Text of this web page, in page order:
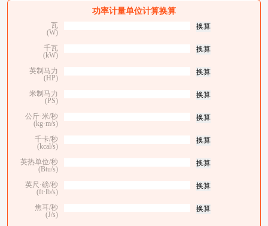
功率计量单位计算换算
瓦
(W)
千瓦
(kW)
英制马力
(HP)
米制马力
(PS)
公斤·米/秒
(kg·m/s)
千卡/秒
(kcal/s)
英热单位/秒
(Btu/s)
英尺·磅/秒
(ft·lb/s)
焦耳/秒
(J/s)